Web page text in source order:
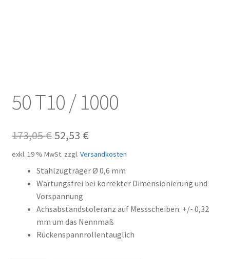
Warenkorb
Wiederruf
Zahlungsarten
50 T10 / 1000
173,05€ Ursprünglicher
Preis
war:
173,05 €
52,53 €Aktueller
Preis
ist:
52,53 €.
exkl. 19 % MwSt. zzgl. Versandkosten
Stahlzugträger Ø 0,6 mm
Wartungsfrei bei korrekter Dimensionierung und
Vorspannung
Achsabstandstoleranz auf Messscheiben: +/- 0,32
mm um das Nennmaß
Rückenspannrollentauglich